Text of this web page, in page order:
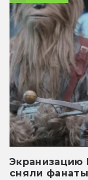
Экранизацию
сняли